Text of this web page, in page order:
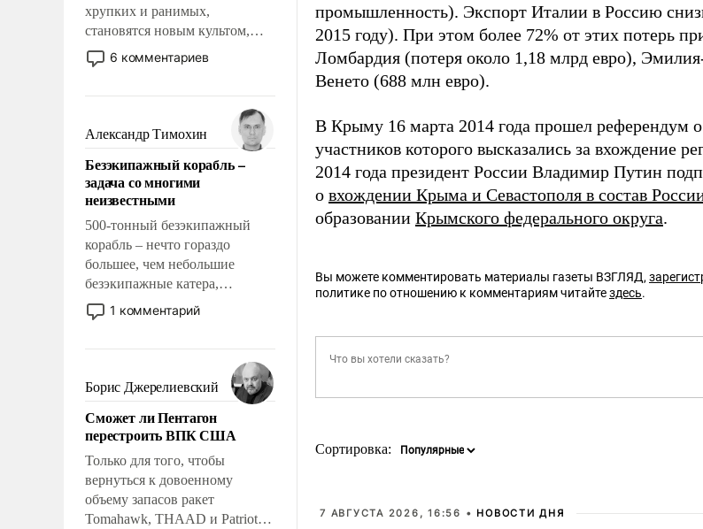
хрупких и ранимых,
становятся новым культом,
постепенно вытесняя и
отменяя традиционное
мужественным и твердым под
ударами судьбы, брать на себя
ответственность, помогать
слабым, идти вперед и
адаптироваться.
6 комментариев
Александр Тимохин
Безэкипажный корабль –
задача со многими
неизвестными
500-тонный безэкипажный
корабль – нечто гораздо
большее, чем небольшие
безэкипажные катера,
применение которых уже
стало обыденностью. Задача по
сложна и амбициозна. Однако
и ее реализация радикально
поднимет наши боевые
возможности.
1 комментарий
Борис Джерелиевский
Сможет ли Пентагон
перестроить ВПК США
Только для того, чтобы
вернуться к довоенному
объему запасов ракет
Tomahawk, THAAD и Patriot
промышленность). Экспорт Италии в Россию
2015 году). При этом более 72% от этих потерь
Ломбардия (потеря около 1,18 млрд евро),
Венето (688 млн евро).
В Крыму 16 марта 2014 года прошел референдум о
участников которого высказались за вхождение
2014 года президент России Владимир Путин
о вхождении Крыма и Севастополя в состав
образовании Крымского федерального округа.
Вы можете комментировать материалы газеты ВЗГЛЯД,
политике по отношению к комментариям читайтездесь.
Сортировка:
7 АВГУСТА 2026, 16:56 • НОВОСТИ ДНЯ